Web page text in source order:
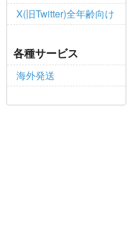
X(旧Twitter)全年齢向け
各種サービス
海外発送